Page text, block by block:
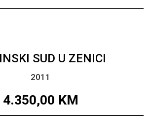
SUD U ZENICI
2011
4.350,00 KM